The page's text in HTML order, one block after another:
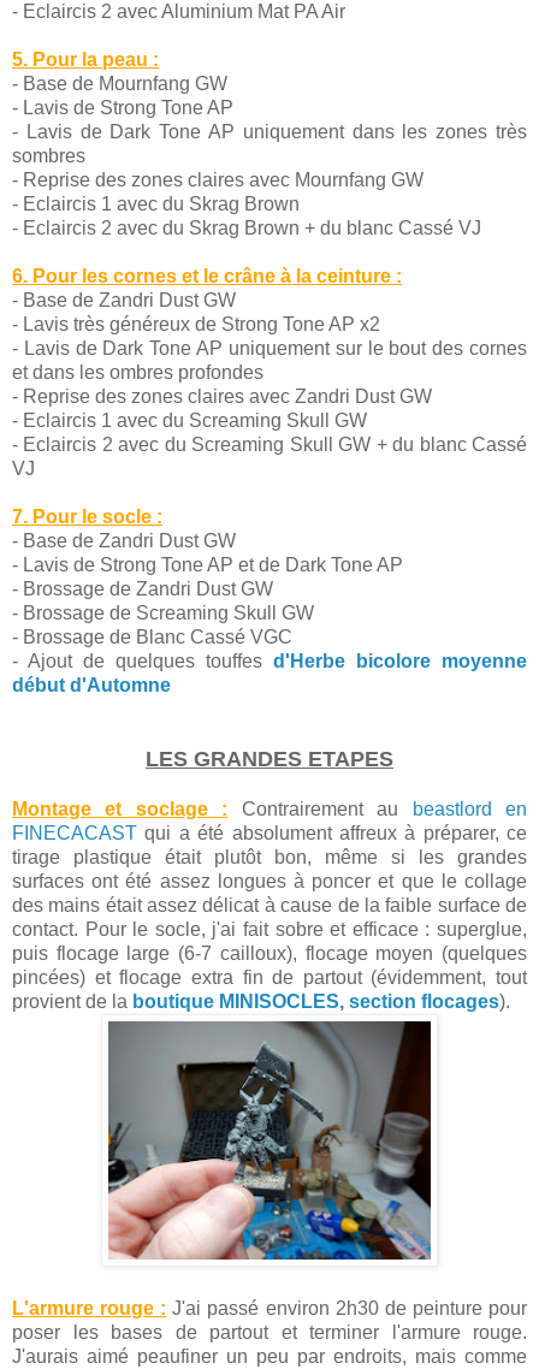
- Eclaircis 2 avec Aluminium Mat PA Air
5. Pour la peau :
- Base de Mournfang GW
- Lavis de Strong Tone AP
- Lavis de Dark Tone AP uniquement dans les zones très
sombres
- Reprise des zones claires avec Mournfang GW
- Eclaircis 1 avec du Skrag Brown
- Eclaircis 2 avec du Skrag Brown + du blanc Cassé VJ
6. Pour les cornes et le crâne à la ceinture :
- Base de Zandri Dust GW
- Lavis très généreux de Strong Tone AP x2
- Lavis de Dark Tone AP uniquement sur le bout des cornes
et dans les ombres profondes
- Reprise des zones claires avec Zandri Dust GW
- Eclaircis 1 avec du Screaming Skull GW
- Eclaircis 2 avec du Screaming Skull GW + du blanc Cassé
VJ
7. Pour le socle :
- Base de Zandri Dust GW
- Lavis de Strong Tone AP et de Dark Tone AP
- Brossage de Zandri Dust GW
- Brossage de Screaming Skull GW
- Brossage de Blanc Cassé VGC
- Ajout de quelques touffes d'Herbe bicolore moyenne
début d'Automne
LES GRANDES ETAPES
Montage et soclage : Contrairement au
beastlord en
FINECACAST qui a été absolument affreux à préparer, ce
tirage plastique était plutôt bon, même si les grandes
surfaces ont été assez longues à poncer et que le collage
des mains était assez délicat à cause de la faible surface de
contact. Pour le socle, j'ai fait sobre et efficace : superglue,
puis flocage large (6-7 cailloux), flocage moyen (quelques
pincées) et flocage extra fin de partout (évidemment, tout
provient de la boutique MINISOCLES, section flocages).
L'armure rouge : J'ai passé environ 2h30 de peinture pour
poser les bases de partout et terminer l'armure rouge.
J'aurais aimé peaufiner un peu par endroits, mais comme